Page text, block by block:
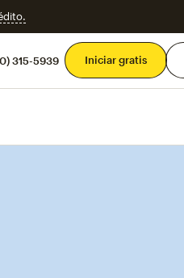
315-5939 Iniciar gratis